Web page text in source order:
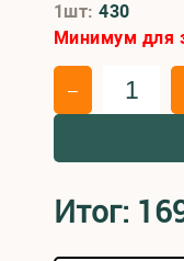
1шт:430
Минимум для
–
Итог: